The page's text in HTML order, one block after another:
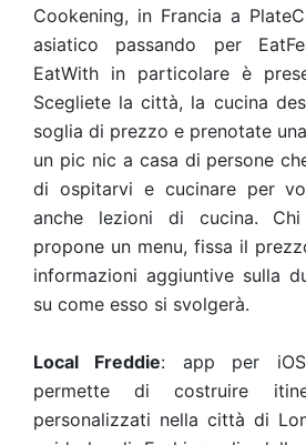
Cookening, in Francia a
asiatico passando per
EatWith in particolare è
Scegliete la città, la cucina
soglia di prezzo e prenotate
un pic nic a casa di persone
di ospitarvi e cucinare per
anche lezioni di cucina.
propone un menu, fissa il
informazioni aggiuntive sulla
su come esso si svolgerà.
Local Freddie: app per
permette di costruire
personalizzati nella città di